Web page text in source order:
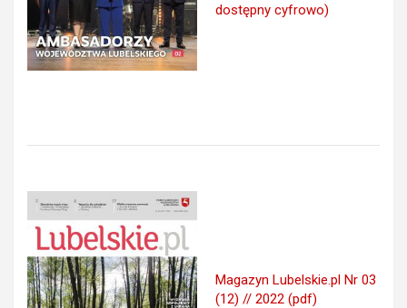
dostępny cyfrowo)
Magazyn Lubelskie.pl Nr 03
(12) // 2022 (pdf)